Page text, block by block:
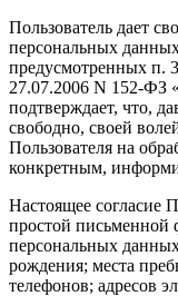
Пользователь дает
персональных
предусмотренных п.
27.07.2006 N 152-ФЗ
подтверждает, что,
свободно, своей
Пользователя на
конкретным,
Настоящее согласие
простой письменной
персональных
рождения; места
телефонов; адресов